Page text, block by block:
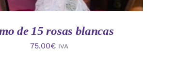
de 15 rosas blancas
75.00€ IVA